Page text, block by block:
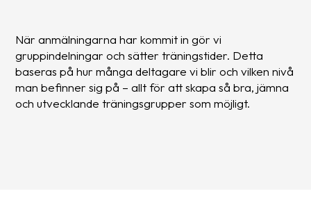
När anmälningarna har kommit in gör vi
gruppindelningar och sätter träningstider. Detta
baseras på hur många deltagare vi blir och vilken nivå
man befinner sig på – allt för att skapa så bra, jämna
och utvecklande träningsgrupper som möjligt.